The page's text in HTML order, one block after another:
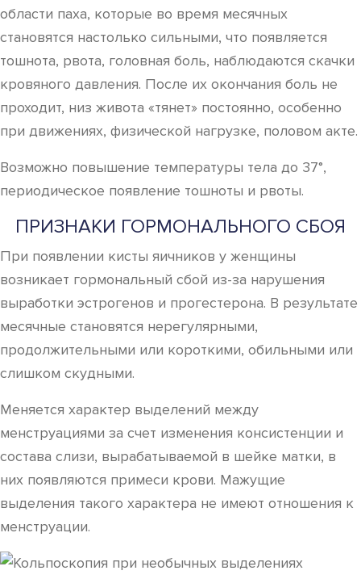
области паха, которые во время месячных
становятся настолько сильными, что появляется
тошнота, рвота, головная боль, наблюдаются скачки
кровяного давления. После их окончания боль не
проходит, низ живота «тянет» постоянно, особенно
при движениях, физической нагрузке, половом акте.
Возможно повышение температуры тела до 37°,
периодическое появление тошноты и рвоты.
ПРИЗНАКИ ГОРМОНАЛЬНОГО СБОЯ
При появлении кисты яичников у женщины
возникает гормональный сбой из-за нарушения
выработки эстрогенов и прогестерона. В результате
месячные становятся нерегулярными,
продолжительными или короткими, обильными или
слишком скудными.
Меняется характер выделений между
менструациями за счет изменения консистенции и
состава слизи, вырабатываемой в шейке матки, в
них появляются примеси крови. Мажущие
выделения такого характера не имеют отношения к
менструации.